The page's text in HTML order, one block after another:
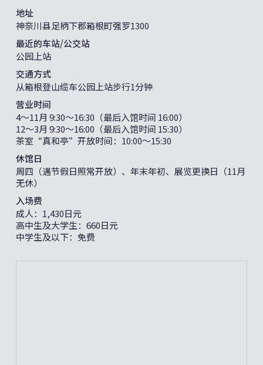
地址
神奈川县足柄下郡箱根町强罗1300
最近的车站/公交站
公园上站
交通方式
从箱根登山缆车公园上站步行1分钟
营业时间
4～11月 9:30〜16:30（最后入馆时间 16:00）
12～3月 9:30〜16:00（最后入馆时间 15:30）
茶室“真和亭”开放时间：10:00〜15:30
休馆日
周四（遇节假日照常开放）、年末年初、展览更换日（11月
无休）
入场费
成人：1,430日元
高中生及大学生：660日元
中学生及以下：免费